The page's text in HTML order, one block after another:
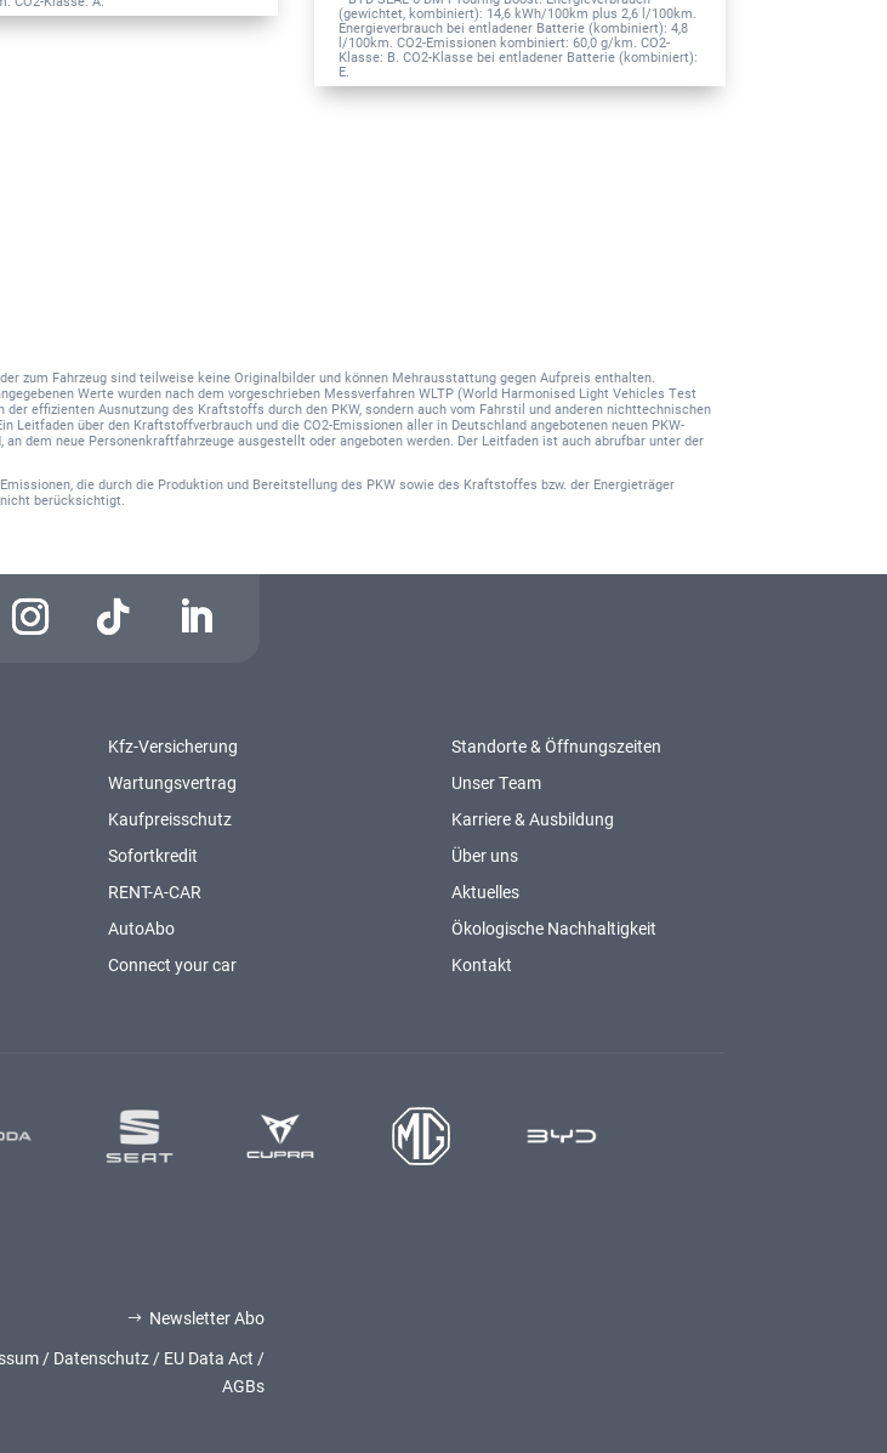
(gewichtet, kombiniert): 14,6 kWh/100km plus 2,6 l/100km.
Energieverbrauch bei entladener Batterie (kombiniert): 4,8
l/100km. CO2-Emissionen kombiniert: 60,0 g/km. CO2-
Klasse: B. CO2-Klasse bei entladener Batterie (kombiniert):
E.
zum Fahrzeug sind teilweise keine Originalbilder und können Mehrausstattung gegen Aufpreis enthalten.
Werte wurden nach dem vorgeschrieben Messverfahren WLTP (World Harmonised Light Vehicles Test
effizienten Ausnutzung des Kraftstoffs durch den PKW, sondern auch vom Fahrstil und anderen nichttechnischen
über den Kraftstoffverbrauch und die CO2-Emissionen aller in Deutschland angebotenen neuen PKW-
dem neue Personenkraftfahrzeuge ausgestellt oder angeboten werden. Der Leitfaden ist auch abrufbar unter der
die durch die Produktion und Bereitstellung des PKW sowie des Kraftstoffes bzw. der Energieträger
berücksichtigt.
Kfz-Versicherung
Wartungsvertrag
Kaufpreisschutz
Sofortkredit
RENT-A-CAR
AutoAbo
Connect your car
Standorte & Öffnungszeiten
Unser Team
Karriere & Ausbildung
Über uns
Aktuelles
Ökologische Nachhaltigkeit
Kontakt
$ Newsletter Abo
/ Datenschutz/ EU Data Act /
AGBs